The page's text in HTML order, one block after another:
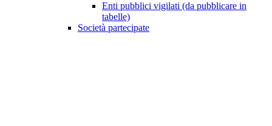
Enti pubblici vigilati (da pubblicare in
tabelle)
Società partecipate